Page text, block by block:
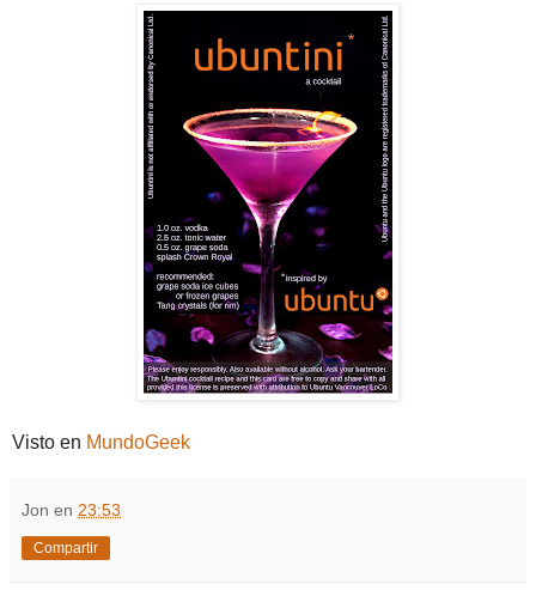
Visto en MundoGeek
Jon en 23:53
Compartir